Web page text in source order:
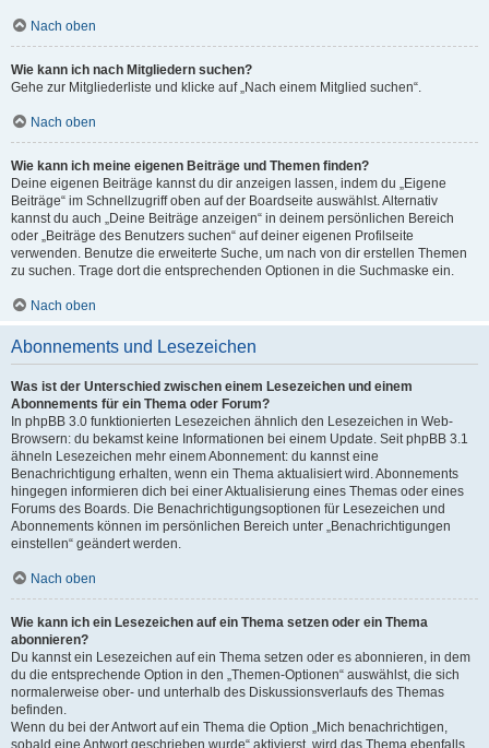
Nach oben
Wie kann ich nach Mitgliedern suchen?
Gehe zur Mitgliederliste und klicke auf „Nach einem Mitglied suchen“.
Nach oben
Wie kann ich meine eigenen Beiträge und Themen finden?
Deine eigenen Beiträge kannst du dir anzeigen lassen, indem du „Eigene
Beiträge“ im Schnellzugriff oben auf der Boardseite auswählst. Alternativ
kannst du auch „Deine Beiträge anzeigen“ in deinem persönlichen Bereich
oder „Beiträge des Benutzers suchen“ auf deiner eigenen Profilseite
verwenden. Benutze die erweiterte Suche, um nach von dir erstellen Themen
zu suchen. Trage dort die entsprechenden Optionen in die Suchmaske ein.
Nach oben
Abonnements und Lesezeichen
Was ist der Unterschied zwischen einem Lesezeichen und einem
Abonnements für ein Thema oder Forum?
In phpBB 3.0 funktionierten Lesezeichen ähnlich den Lesezeichen in Web-
Browsern: du bekamst keine Informationen bei einem Update. Seit phpBB 3.1
ähneln Lesezeichen mehr einem Abonnement: du kannst eine
Benachrichtigung erhalten, wenn ein Thema aktualisiert wird. Abonnements
hingegen informieren dich bei einer Aktualisierung eines Themas oder eines
Forums des Boards. Die Benachrichtigungsoptionen für Lesezeichen und
Abonnements können im persönlichen Bereich unter „Benachrichtigungen
einstellen“ geändert werden.
Nach oben
Wie kann ich ein Lesezeichen auf ein Thema setzen oder ein Thema
abonnieren?
Du kannst ein Lesezeichen auf ein Thema setzen oder es abonnieren, in dem
du die entsprechende Option in den „Themen-Optionen“ auswählst, die sich
normalerweise ober- und unterhalb des Diskussionsverlaufs des Themas
befinden.
Wenn du bei der Antwort auf ein Thema die Option „Mich benachrichtigen,
sobald eine Antwort geschrieben wurde“ aktivierst, wird das Thema ebenfalls